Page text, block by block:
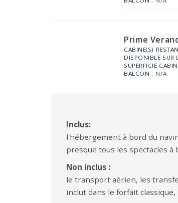
Prime
CABINE(S)
DISPONIBLE SUR
SUPERFICIE
BALCON : N/A
Inclus:
l'hébergement à bord du
presque tous les spectacles à
Non inclus :
le transport aérien, les
inclut dans le forfait